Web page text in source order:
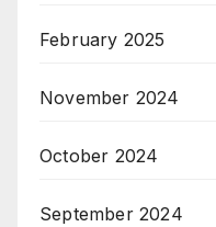
February 2025
November 2024
October 2024
September 2024